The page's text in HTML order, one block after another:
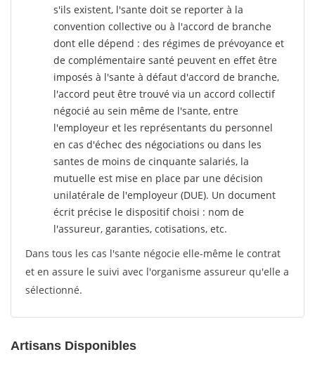
s'ils existent, l'sante doit se reporter à la
convention collective ou à l'accord de branche
dont elle dépend : des régimes de prévoyance et
de complémentaire santé peuvent en effet être
imposés à l'sante à défaut d'accord de branche,
l'accord peut être trouvé via un accord collectif
négocié au sein même de l'sante, entre
l'employeur et les représentants du personnel
en cas d'échec des négociations ou dans les
santes de moins de cinquante salariés, la
mutuelle est mise en place par une décision
unilatérale de l'employeur (DUE). Un document
écrit précise le dispositif choisi : nom de
l'assureur, garanties, cotisations, etc.
Dans tous les cas l'sante négocie elle-même le contrat
et en assure le suivi avec l'organisme assureur qu'elle a
sélectionné.
Artisans Disponibles